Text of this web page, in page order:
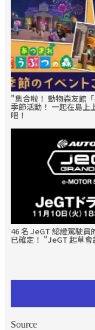
"集合啦！ 動物森友館
季節活動！ 一起在島上
吧！
46 名 JeGT 認證駕駛員
已確定！ "JeGT 起草
Source